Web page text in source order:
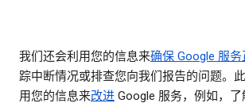
我们还会利用您的信息来确保 Google 服
踪中断情况或排查您向我们报告的问题。
用您的信息来改进 Google 服务，例如，